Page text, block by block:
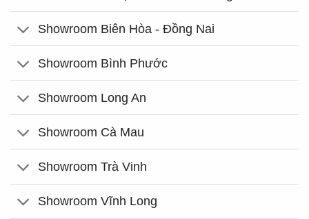
Showroom Biên Hòa - Đồng Nai
Showroom Bình Phước
Showroom Long An
Showroom Cà Mau
Showroom Trà Vinh
Showroom Vĩnh Long